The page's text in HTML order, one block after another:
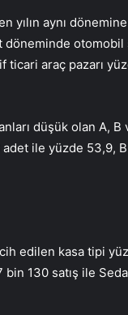
yılın aynı
otomobil
araç pazarı
düşük olan A, B
ile yüzde 53,9,
edilen kasa tipi
bin 130 satış ile